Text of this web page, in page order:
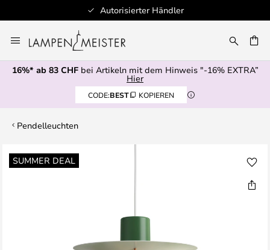
Autorisierter Händler
Inhalt
springen
16%* ab 83 CHFbei Artikeln mit dem Hinweis "-16% EXTRA”
Hier
CODE:BEST KOPIEREN
Pendelleuchten
SUMMER DEAL
Zum
Ende